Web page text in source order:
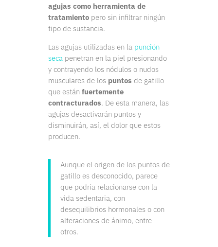
agujas como herramienta de
tratamientopero sin infiltrar ningún
tipo de sustancia.
Las agujas utilizadas en la punción
secapenetran en la piel presionando
y contrayendo los nódulos o nudos
musculares de los puntos de gatillo
que están fuertemente
contracturados. De esta manera, las
agujas desactivarán puntos y
disminuirán, así, el dolor que estos
producen.
Aunque el origen de los puntos de
gatillo es desconocido, parece
que podría relacionarse con la
vida sedentaria, con
desequilibrios hormonales o con
alteraciones de ánimo, entre
otros.